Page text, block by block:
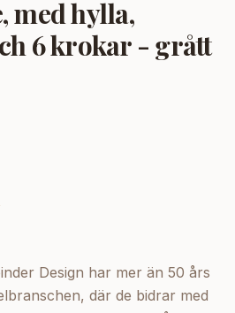
med hylla,
6 krokar - grått
Design har mer än 50 års
där de bidrar med